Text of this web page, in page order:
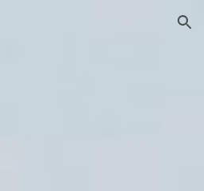
Skip to navigation